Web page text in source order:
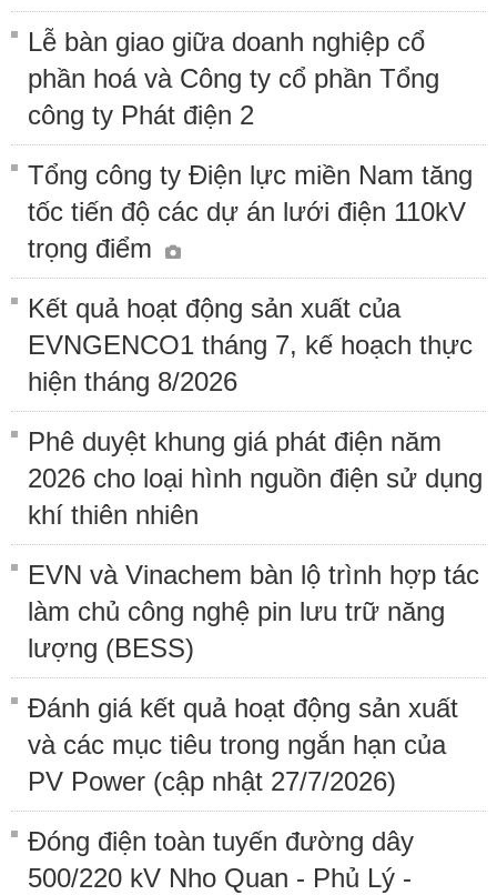
Lễ bàn giao giữa doanh nghiệp cổ
phần hoá và Công ty cổ phần Tổng
công ty Phát điện 2
Tổng công ty Điện lực miền Nam tăng
tốc tiến độ các dự án lưới điện 110kV
trọng điểm
Kết quả hoạt động sản xuất của
EVNGENCO1 tháng 7, kế hoạch thực
hiện tháng 8/2026
Phê duyệt khung giá phát điện năm
2026 cho loại hình nguồn điện sử dụng
khí thiên nhiên
EVN và Vinachem bàn lộ trình hợp tác
làm chủ công nghệ pin lưu trữ năng
lượng (BESS)
Đánh giá kết quả hoạt động sản xuất
và các mục tiêu trong ngắn hạn của
PV Power (cập nhật 27/7/2026)
Đóng điện toàn tuyến đường dây
500/220 kV Nho Quan - Phủ Lý -